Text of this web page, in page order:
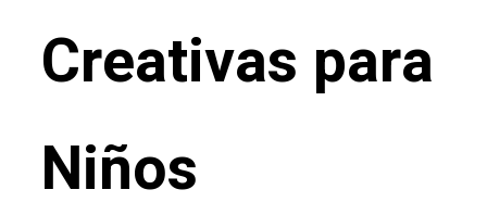
Creativas para
Niños